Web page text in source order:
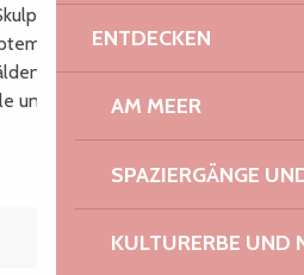
ENTDECKEN
AM MEER
SPAZIERGÄNGE
KULTURERBE UND
und Glocken. Von
temporäre
Gravuren und Skulpturen
und nationale Künstler.